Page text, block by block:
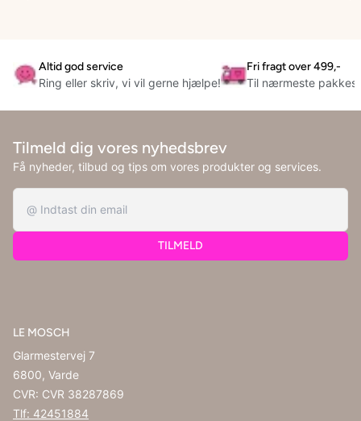
Altid god service
Ring eller skriv, vi vil gerne hjælpe!
Fri fragt over 499,-
Til nærmeste
Tilmeld dig vores nyhedsbrev
Få nyheder, tilbud og tips om vores produkter og services.
TILMELD
LE MOSCH
Glarmestervej 7
6800, Varde
CVR: CVR 38287869
Tlf: 42451884